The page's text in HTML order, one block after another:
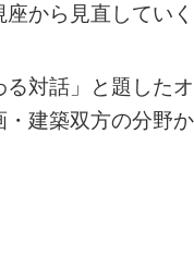
から見直していく
対話」と題した
建築双方の分野